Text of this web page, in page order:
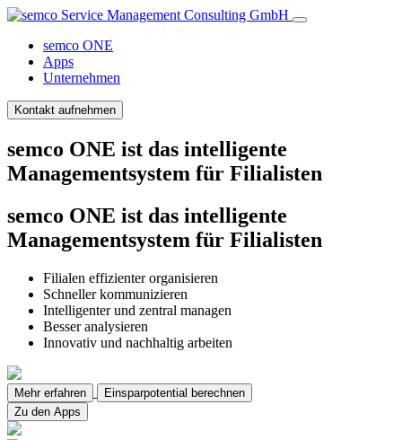
semco ONE
Apps
Unternehmen
Kontakt aufnehmen
semco ONE ist das intelligente
Managementsystem für Filialisten
semco ONE ist das intelligente
Managementsystem für Filialisten
Filialen effizienter organisieren
Schneller kommunizieren
Intelligenter und zentral managen
Besser analysieren
Innovativ und nachhaltig arbeiten
Mehr erfahren
Einsparpotential berechnen
Zu den Apps